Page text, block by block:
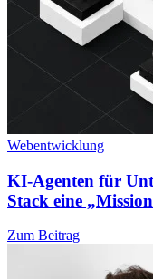
Webentwicklung
KI-Agenten für
Stack eine
Zum Beitrag